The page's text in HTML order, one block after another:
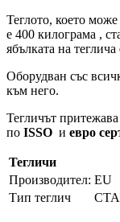
Теглото, което
е 400 килограма ,
ябълката на
Оборудван със
към него.
Тегличът
по ISSO и евро
Тегличи
Производител: EU
Тип теглич